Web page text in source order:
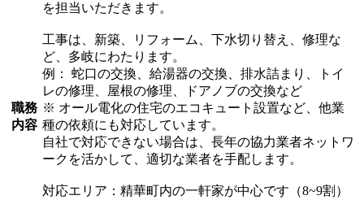
職務
内容
を担当いただきます。
工事は、新築、リフォーム、下水切り替え、修理な
ど、多岐にわたります。
例： 蛇口の交換、給湯器の交換、排水詰まり、トイ
レの修理、屋根の修理、ドアノブの交換など
※ オール電化の住宅のエコキュート設置など、他業
種の依頼にも対応しています。
自社で対応できない場合は、長年の協力業者ネットワ
ークを活かして、適切な業者を手配します。
対応エリア：精華町内の一軒家が中心です（8~9割）